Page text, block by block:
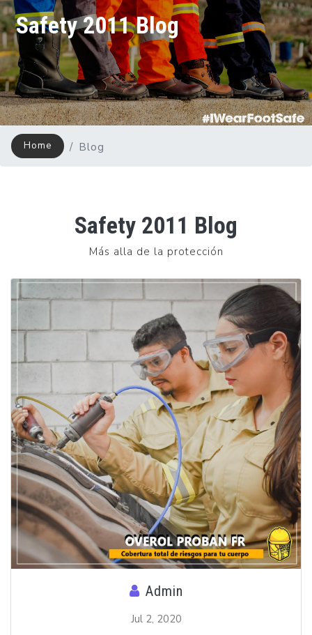
Safety 2011 Blog
Home Blog
Safety 2011 Blog
Más alla de la protección
Admin
Jul 2, 2020